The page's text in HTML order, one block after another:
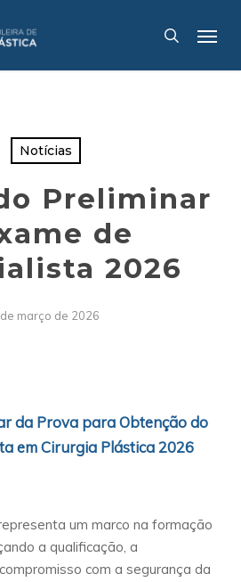
search
Notícias
Preliminar
de
2026
março de 2026
da Prova para Obtenção do
em Cirurgia Plástica 2026
um marco na formação
a qualificação, a
com a segurança da